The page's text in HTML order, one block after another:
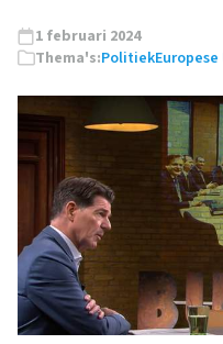
1 februari 2024
Thema's:PolitiekEuropese